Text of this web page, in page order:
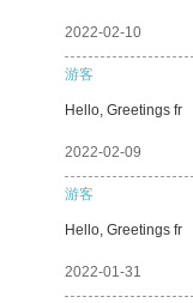
2022-02-10
游客
Hello, Greetings fr
2022-02-09
游客
Hello, Greetings fr
2022-01-31